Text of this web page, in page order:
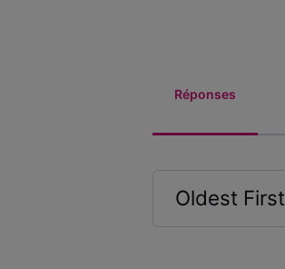
Réponses
Oldest First